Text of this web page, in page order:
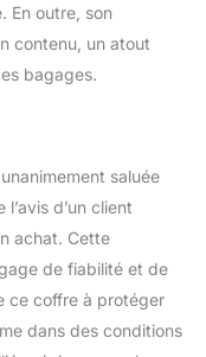
En outre, son
contenu, un atout
bagages.
saluée
d’un client
achat. Cette
de fiabilité et de
ce coffre à protéger
dans des conditions